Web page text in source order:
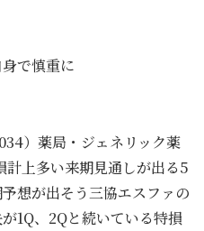
で慎重に
）薬局・ジェネリック薬
計上多い来期見通しが出る5
想が出そう三協エスファの
1Q、2Qと続いている特損